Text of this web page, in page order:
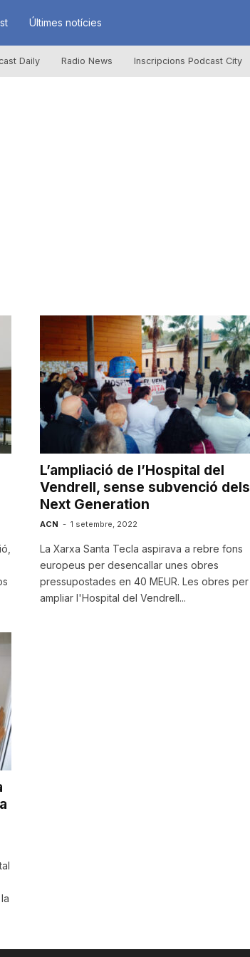
Últimes notícies
Daily Radio News Inscripcions Podcast City
L’ampliació de l’Hospital del
Vendrell, sense subvenció dels
Next Generation
ACN - 1 setembre, 2022
La Xarxa Santa Tecla aspirava a rebre fons
europeus per desencallar unes obres
pressupostades en 40 MEUR. Les obres per
ampliar l'Hospital del Vendrell...